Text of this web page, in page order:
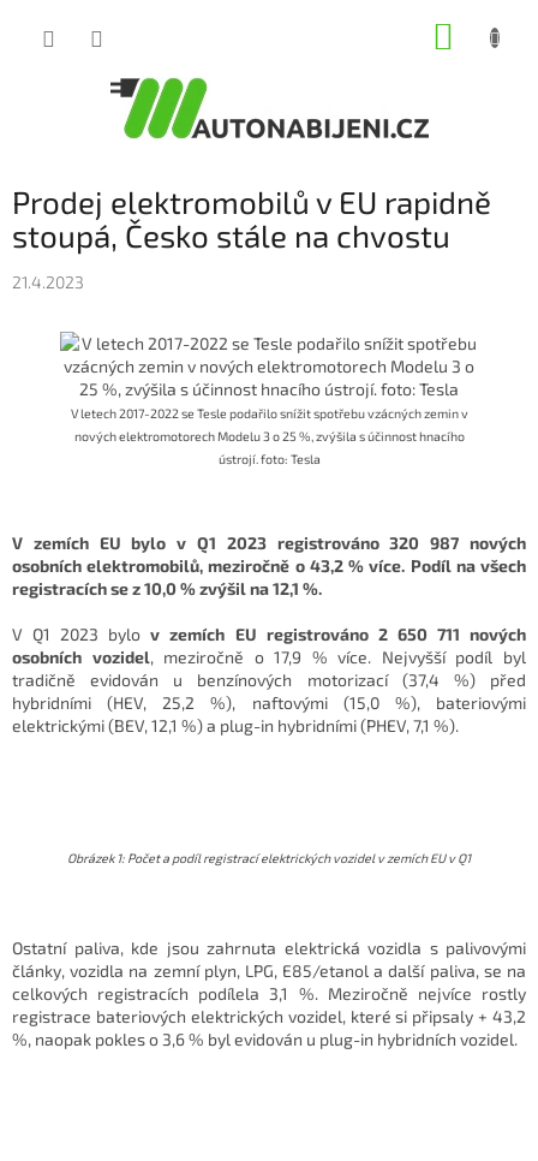
Prodej elektromobilů v EU rapidně
stoupá, Česko stále na chvostu
21.4.2023
V letech 2017-2022 se Tesle podařilo snížit spotřebu vzácných zemin v
nových elektromotorech Modelu 3 o 25 %, zvýšila s účinnost hnacího
ústrojí. foto: Tesla
V zemích EU bylo v Q1 2023 registrováno 320 987 nových
osobních elektromobilů, meziročně o 43,2 % více. Podíl na všech
registracích se z 10,0 % zvýšil na 12,1 %.
V Q1 2023 bylo v zemích EU registrováno 2 650 711 nových
osobních vozidel, meziročně o 17,9 % více. Nejvyšší podíl byl
tradičně evidován u benzínových motorizací (37,4 %) před
hybridními (HEV, 25,2 %), naftovými (15,0 %), bateriovými
elektrickými (BEV, 12,1 %) a plug-in hybridními (PHEV, 7,1 %).
Obrázek 1: Počet a podíl registrací elektrických vozidel v zemích EU v Q1
Ostatní paliva, kde jsou zahrnuta elektrická vozidla s palivovými
články, vozidla na zemní plyn, LPG, E85/etanol a další paliva, se na
celkových registracích podílela 3,1 %. Meziročně nejvíce rostly
registrace bateriových elektrických vozidel, které si připsaly + 43,2
%, naopak pokles o 3,6 % byl evidován u plug-in hybridních vozidel.